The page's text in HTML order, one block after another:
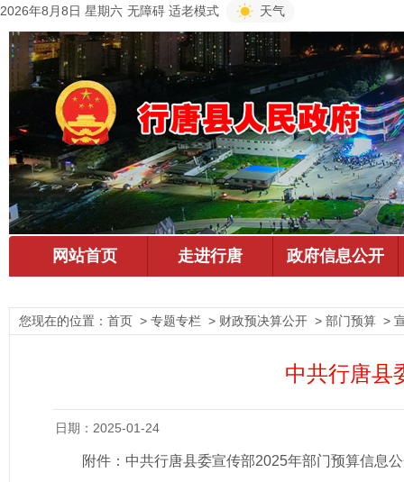
2026年8月8日 星期六 无障碍 适老模式 天气
您现在的位置： 首页 > 专题专栏 > 财政预决算公开 > 部门预算 >
中共行唐县
日期：2025-01-24
附件： 中共行唐县委宣传部2025年部门预算信息